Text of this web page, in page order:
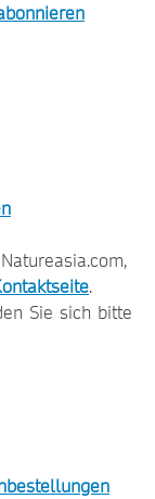
.
Sie sich bitte